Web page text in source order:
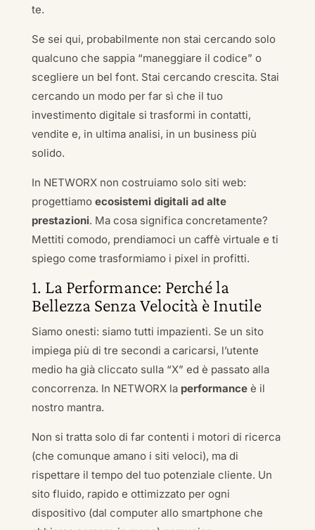
te.
Se sei qui, probabilmente non stai cercando solo
qualcuno che sappia “maneggiare il codice” o
scegliere un bel font. Stai cercando crescita. Stai
cercando un modo per far sì che il tuo
investimento digitale si trasformi in contatti,
vendite e, in ultima analisi, in un business più
solido.
In NETWORX non costruiamo solo siti web:
progettiamo ecosistemi digitali ad alte
prestazioni. Ma cosa significa concretamente?
Mettiti comodo, prendiamoci un caffè virtuale e ti
spiego come trasformiamo i pixel in profitti.
1. La Performance: Perché la
Bellezza Senza Velocità è Inutile
Siamo onesti: siamo tutti impazienti. Se un sito
impiega più di tre secondi a caricarsi, l’utente
medio ha già cliccato sulla “X” ed è passato alla
concorrenza. In NETWORX la performanceè il
nostro mantra.
Non si tratta solo di far contenti i motori di ricerca
(che comunque amano i siti veloci), ma di
rispettare il tempo del tuo potenziale cliente. Un
sito fluido, rapido e ottimizzato per ogni
dispositivo (dal computer allo smartphone che